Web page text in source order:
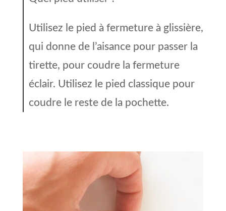
Utilisez le pied à fermeture à glissière,
qui donne de l’aisance pour passer la
tirette, pour coudre la fermeture
éclair. Utilisez le pied classique pour
coudre le reste de la pochette.